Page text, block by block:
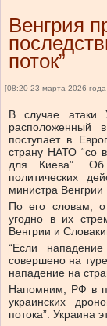
Венгрия
поток”
[08:20 23 марта 2026 года
В случае атаки
расположенный
поступает в
страну НАТО “со
для Киева”. Об
политических
министра Венгрии
По его словам,
угодно в их
Венгрии и
“Если
совершено на
нападение на
Напомним, РФ в
украинских
потока”. Украина